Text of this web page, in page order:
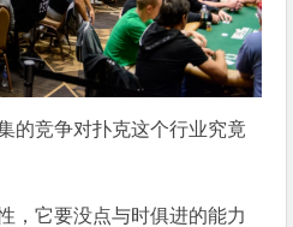
的竞争对扑克这个行业究竟
，它要没点与时俱进的能力